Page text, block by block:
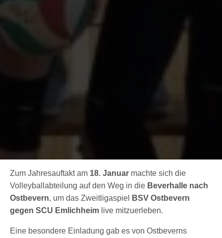
Zum Jahresauftakt am 18. Januar machte sich die
Volleyballabteilung auf den Weg in die Beverhalle nach
Ostbevern, um das Zweitligaspiel
BSV Ostbevern
gegen SCU Emlichheim live mitzuerleben.
Eine besondere Einladung gab es von Ostbeverns